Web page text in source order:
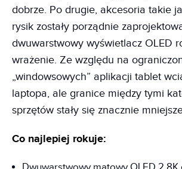
dobrze. Po drugie, akcesoria takie
rysik zostały porządnie
dwuwarstwowy wyświetlacz OLED
wrażenie. Ze względu na
„windowsowych” aplikacji tablet
laptopa, ale granice między tymi
sprzętów stały się znacznie
Co najlepiej rokuje: